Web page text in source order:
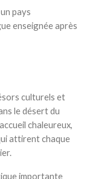
pays
enseignée après
culturels et
le désert du
chaleureux,
attirent chaque
importante